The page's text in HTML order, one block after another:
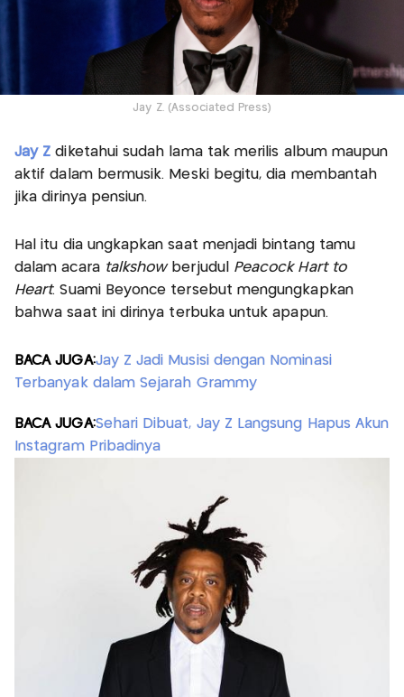
Jay Z. (Associated Press)
Jay Z diketahui sudah lama tak merilis album maupun
aktif dalam bermusik. Meski begitu, dia membantah
jika dirinya pensiun.
Hal itu dia ungkapkan saat menjadi bintang tamu
dalam acara talkshowberjudul Peacock Hart to
Heart. Suami Beyonce tersebut mengungkapkan
bahwa saat ini dirinya terbuka untuk apapun.
BACA JUGA:Jay Z Jadi Musisi dengan Nominasi
Terbanyak dalam Sejarah Grammy
BACA JUGA:Sehari Dibuat, Jay Z Langsung Hapus Akun
Instagram Pribadinya